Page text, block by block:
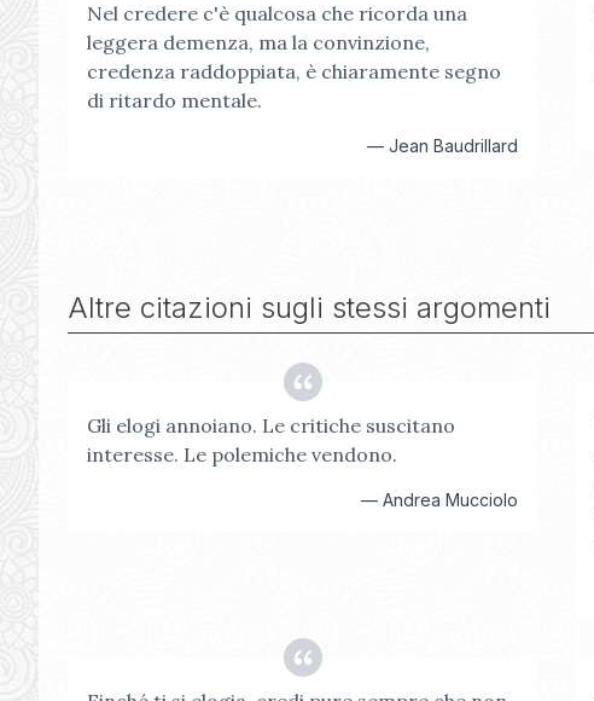
Nel credere c'è qualcosa che ricorda una
leggera demenza, ma la convinzione,
credenza raddoppiata, è chiaramente segno
di ritardo mentale.
—Jean Baudrillard
Altre citazioni sugli stessi argomenti
Gli elogi annoiano. Le critiche suscitano
interesse. Le polemiche vendono.
—Andrea Mucciolo